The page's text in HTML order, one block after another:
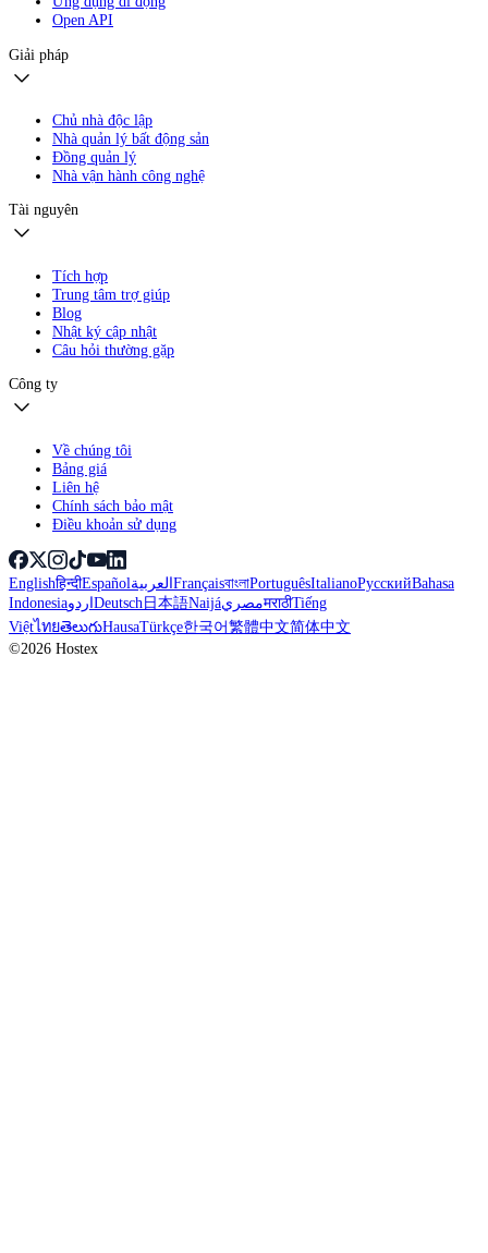
Open API
Giải pháp
Chủ nhà độc lập
Nhà quản lý bất động sản
Đồng quản lý
Nhà vận hành công nghệ
Tài nguyên
Tích hợp
Trung tâm trợ giúp
Blog
Nhật ký cập nhật
Câu hỏi thường gặp
Công ty
Về chúng tôi
Bảng giá
Liên hệ
Chính sách bảo mật
Điều khoản sử dụng
Englishहिन्दीEspañolالعربيةFrançaisবাংলাPortuguêsItalianoРусскийBahasa
IndonesiaاردوDeutsch日本語NaijáمصريमराठीTiếng
ViệtไทยతెలుగుHausaTürkçe한국어繁體中文简体中文
©2026 Hostex